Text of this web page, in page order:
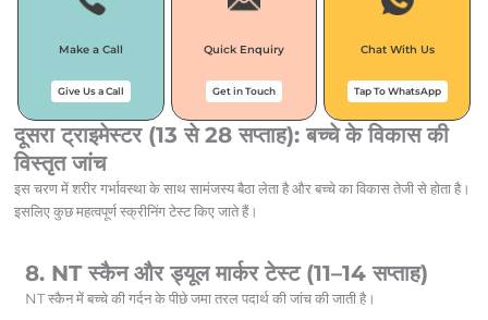
Make a Call
Give Us a Call
Quick Enquiry
Get in Touch
Chat With Us
Tap To WhatsApp
दूसरा ट्राइमेस्टर (13 से 28 सप्ताह): बच्चे के विकास की
विस्तृत जांच
इस चरण में शरीर गर्भावस्था के साथ सामंजस्य बैठा लेता है और बच्चे का विकास तेजी से होता है।
इसलिए कुछ महत्वपूर्ण स्क्रीनिंग टेस्ट किए जाते हैं।
8. NT स्कैन और ड्यूल मार्कर टेस्ट (11–14 सप्ताह)
NT स्कैन में बच्चे की गर्दन के पीछे जमा तरल पदार्थ की जांच की जाती है।